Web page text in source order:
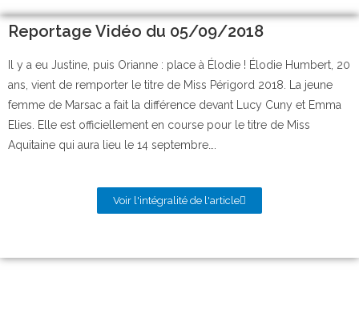
Reportage Vidéo du 05/09/2018
Il y a eu Justine, puis Orianne : place à Élodie ! Élodie Humbert, 20
ans, vient de remporter le titre de Miss Périgord 2018. La jeune
femme de Marsac a fait la différence devant Lucy Cuny et Emma
Elies. Elle est officiellement en course pour le titre de Miss
Aquitaine qui aura lieu le 14 septembre….
Voir l'intégralité de l'article